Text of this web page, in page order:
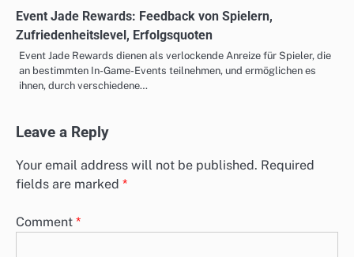
Event Jade Rewards: Feedback von Spielern,
Zufriedenheitslevel, Erfolgsquoten
Event Jade Rewards dienen als verlockende Anreize für Spieler, die
an bestimmten In-Game-Events teilnehmen, und ermöglichen es
ihnen, durch verschiedene…
Leave a Reply
Your email address will not be published. Required
fields are marked *
Comment *